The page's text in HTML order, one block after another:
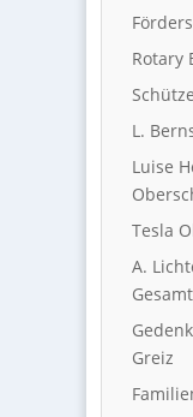
Rotary
L.
Luise
Tesla
A.
Greiz